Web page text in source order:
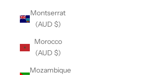
Montserrat
(AUD $)
Morocco
(AUD $)
Mozambique